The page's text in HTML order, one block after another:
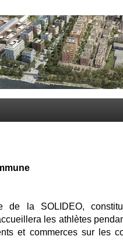
de la SOLIDEO,
les athlètes
et commerces sur les